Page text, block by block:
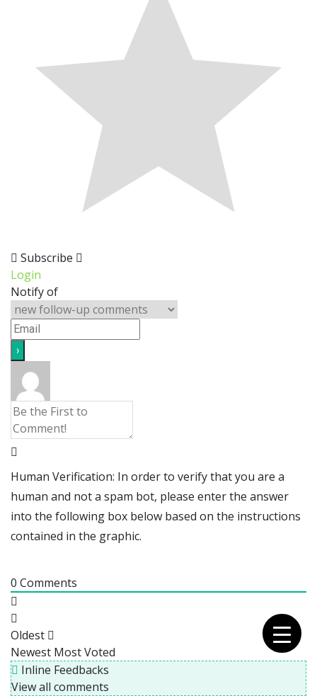
Subscribe
Login
Notify of
Human Verification: In order to verify that you are a
human and not a spam bot, please enter the answer
into the following box below based on the instructions
contained in the graphic.
0 Comments
Oldest
Newest Most Voted
Inline Feedbacks
View all comments